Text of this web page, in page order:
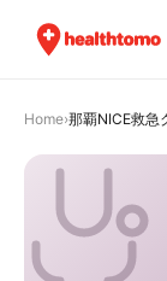
Home›那覇NICE救急